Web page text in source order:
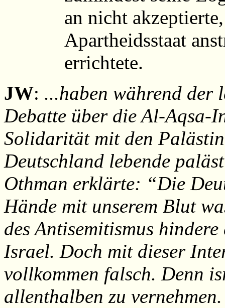
an nicht
Apartheidsstaat
errichtete.
JW: ...haben während der
Debatte über die Al-Aqsa-
Solidarität mit den
Deutschland lebende
Othman erklärte: “Die
Hände mit unserem Blut
des Antisemitismus
Israel. Doch mit dieser
vollkommen falsch. Denn
allenthalben zu vernehmen.